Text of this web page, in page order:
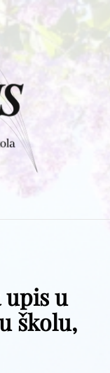
u
školu,